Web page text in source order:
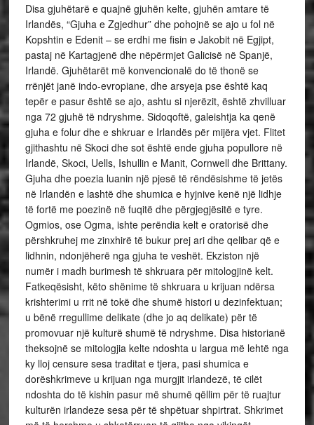
Disa gjuhëtarë e quajnë gjuhën kelte, gjuhën amtare të
Irlandës, “Gjuha e Zgjedhur” dhe pohojnë se ajo u fol në
Kopshtin e Edenit – se erdhi me fisin e Jakobit në Egjipt,
pastaj në Kartagjenë dhe nëpërmjet Galicisë në Spanjë,
Irlandë. Gjuhëtarët më konvencionalë do të thonë se
rrënjët janë indo-evropiane, dhe arsyeja pse është kaq
tepër e pasur është se ajo, ashtu si njerëzit, është zhvilluar
nga 72 gjuhë të ndryshme. Sidoqoftë, galeishtja ka qenë
gjuha e folur dhe e shkruar e Irlandës për mijëra vjet. Flitet
gjithashtu në Skoci dhe sot është ende gjuha popullore në
Irlandë, Skoci, Uells, Ishullin e Manit, Cornwell dhe Brittany.
Gjuha dhe poezia luanin një pjesë të rëndësishme të jetës
në Irlandën e lashtë dhe shumica e hyjnive kenë një lidhje
të fortë me poezinë në fuqitë dhe përgjegjësitë e tyre.
Ogmios, ose Ogma, ishte perëndia kelt e oratorisë dhe
përshkruhej me zinxhirë të bukur prej ari dhe qelibar që e
lidhnin, ndonjëherë nga gjuha te veshët. Ekziston një
numër i madh burimesh të shkruara për mitologjinë kelt.
Fatkeqësisht, këto shënime të shkruara u krijuan ndërsa
krishterimi u rrit në tokë dhe shumë histori u dezinfektuan;
u bënë rregullime delikate (dhe jo aq delikate) për të
promovuar një kulturë shumë të ndryshme. Disa historianë
theksojnë se mitologjia kelte ndoshta u largua më lehtë nga
ky lloj censure sesa traditat e tjera, pasi shumica e
dorëshkrimeve u krijuan nga murgjit irlandezë, të cilët
ndoshta do të kishin pasur më shumë qëllim për të ruajtur
kulturën irlandeze sesa për të shpëtuar shpirtrat. Shkrimet